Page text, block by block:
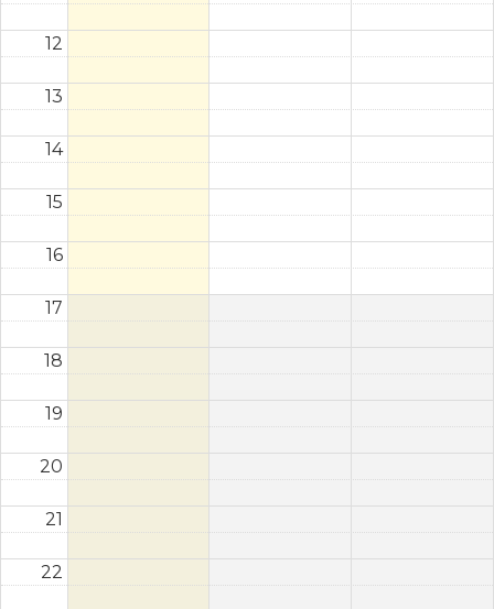
12
13
14
15
16
17
18
19
20
21
22